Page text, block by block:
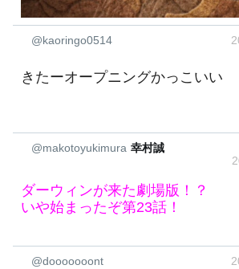
@kaoringo0514
きたーオープニングかっこいい
@makotoyukimura 幸村誠
ダーウィンが来た劇場版！？
いや始まったぞ第23話！
@dooooooont